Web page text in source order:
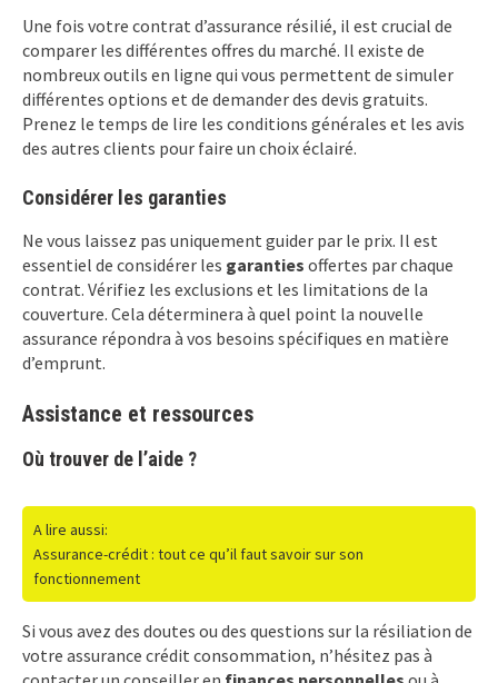
Une fois votre contrat d’assurance résilié, il est crucial de
comparer les différentes offres du marché. Il existe de
nombreux outils en ligne qui vous permettent de simuler
différentes options et de demander des devis gratuits.
Prenez le temps de lire les conditions générales et les avis
des autres clients pour faire un choix éclairé.
Considérer les garanties
Ne vous laissez pas uniquement guider par le prix. Il est
essentiel de considérer les garanties offertes par chaque
contrat. Vérifiez les exclusions et les limitations de la
couverture. Cela déterminera à quel point la nouvelle
assurance répondra à vos besoins spécifiques en matière
d’emprunt.
Assistance et ressources
Où trouver de l’aide ?
A lire aussi:
Assurance-crédit : tout ce qu’il faut savoir sur son
fonctionnement
Si vous avez des doutes ou des questions sur la résiliation de
votre assurance crédit consommation, n’hésitez pas à